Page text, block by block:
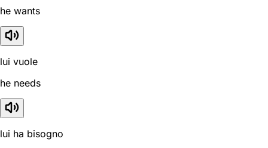
he wants
lui vuole
he needs
lui ha bisogno